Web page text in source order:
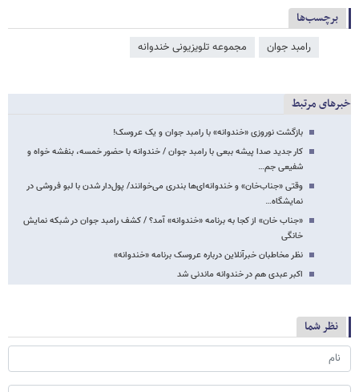
برچسب‌ها
رامبد جوان مجموعه تلویزیونی خندوانه
خبرهای مرتبط
بازگشت نوروزی «خندوانه» با رامبد جوان و یک عروسک!
کار جدید صدا پیشه ببعی با رامبد جوان / خندوانه با حضور خمسه، بنفشه خواه و
شفیعی جم…
وقتی «جناب‌خان» و خندوانه‌ای‌ها بندری می‌خوانند/ پول‌دار شدن با لبو فروشی در
نمایشگاه…
«جناب خان» از کجا به برنامه «خندوانه» آمد؟ / کشف رامبد جوان در شبکه نمایش
خانگی
نظر مخاطبان خبرآنلاین درباره عروسک برنامه «خندوانه»
اکبر عبدی هم در خندوانه ماندنی شد
نظر شما